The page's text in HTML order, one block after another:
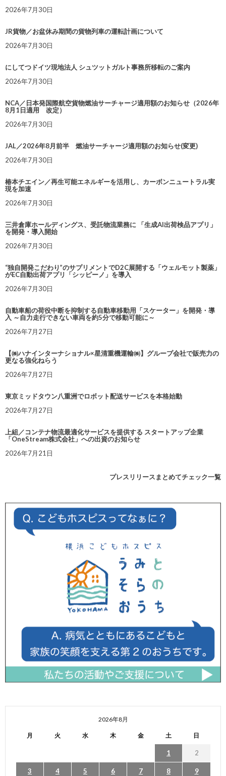
2026年7月30日
JR貨物／お盆休み期間の貨物列車の運転計画について
2026年7月30日
にしてつドイツ現地法人 シュツットガルト事務所移転のご案内
2026年7月30日
NCA／日本発国際航空貨物燃油サーチャージ適用額のお知らせ（2026年
8月1日適用 改定）
2026年7月30日
JAL／2026年8月前半 燃油サーチャージ適用額のお知らせ(変更)
2026年7月30日
椿本チエイン／再生可能エネルギーを活用し、カーボンニュートラル実
現を加速
2026年7月30日
三井倉庫ホールディングス、受託物流業務に 「生成AI出荷検品アプリ」
を開発・導入開始
2026年7月30日
“独自開発こだわり”のサプリメントでD2C展開する「ウェルモット製薬」
がEC自動出荷アプリ「シッピーノ」を導入
2026年7月30日
自動車船の荷役中断を抑制する自動車移動用「スケーター」を開発・導
入 ～自力走行できない車両を約5分で移動可能に～
2026年7月27日
【㈱ハナインターナショナル×星清重機運輸㈱】グループ会社で販売力の
更なる強化ねらう
2026年7月27日
東京ミッドタウン八重洲でロボット配送サービスを本格始動
2026年7月27日
上組／コンテナ物流最適化サービスを提供する スタートアップ企業
「OneStream株式会社」への出資のお知らせ
2026年7月21日
プレスリリースまとめてチェック一覧
2026年8月
月 火 水 木 金 土 日
1 2
3 4 5 6 7 8 9